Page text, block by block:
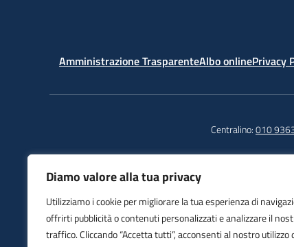
Diamo valore alla tua privacy
Utilizziamo i cookie per migliorare la tua esperienza di
offrirti pubblicità o contenuti personalizzati e analizzare il
traffico. Cliccando “Accetta tutti”, acconsenti al nostro utilizzo
Amministrazione TrasparenteAlbo onlinePrivacy
Centralino:010
Sampierdarena
Piazza Del Monastero, 6
16149 Genova (GE)